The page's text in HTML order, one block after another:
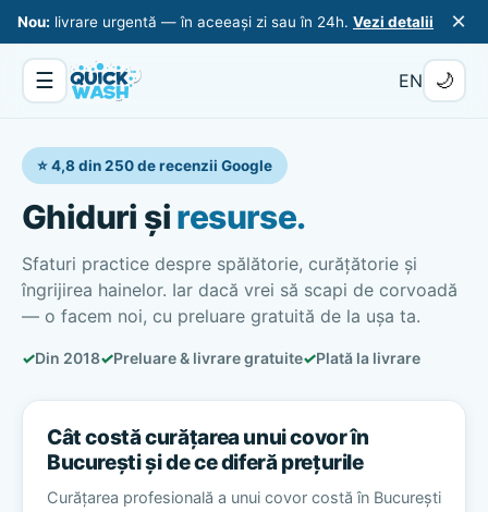
Nou: livrare urgentă — în aceeași zi sau în 24h. Vezi detalii ×
☰ EN 🌙
⭐ 4,8 din 250 de recenzii Google
Ghiduri șiresurse.
Sfaturi practice despre spălătorie, curățătorie și
îngrijirea hainelor. Iar dacă vrei să scapi de corvoadă
— o facem noi, cu preluare gratuită de la ușa ta.
✓Din 2018✓Preluare & livrare gratuite✓Plată la livrare
Cât costă curățarea unui covor în
București și de ce diferă prețurile
Curățarea profesională a unui covor costă în București